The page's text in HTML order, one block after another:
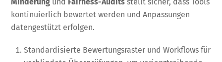
kontinuierlich bewertet werden und Anpassungen
datengestützt erfolgen.
Standardisierte Bewertungsraster und Workflows für